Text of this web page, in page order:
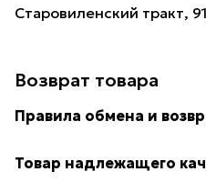
Старовиленский тракт,
Возврат товара
Правила обмена и
Товар надлежащего